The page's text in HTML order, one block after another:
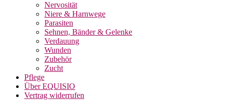
Nervosität
Niere & Harnwege
Parasiten
Sehnen, Bänder & Gelenke
Verdauung
Wunden
Zubehör
Zucht
Pflege
Über EQUISIO
Vertrag widerrufen